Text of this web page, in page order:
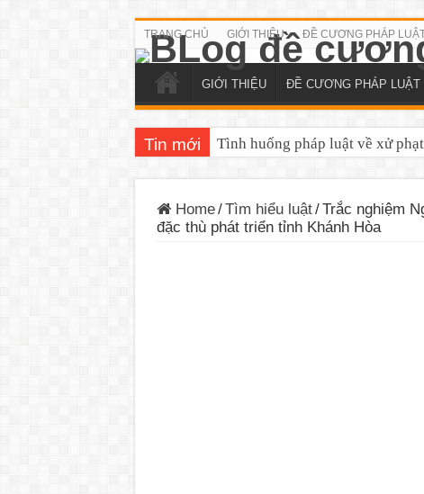
TRANG CHỦ GIỚI THIỆU ĐỀ CƯƠNG PHÁP
GIỚI THIỆU ĐỀ CƯƠNG PHÁP LUẬT
Tin mới Tình huống pháp luật về xử
Home/Tìm hiểu luật/Trắc nghiệm
đặc thù phát triển tỉnh Khánh Hòa